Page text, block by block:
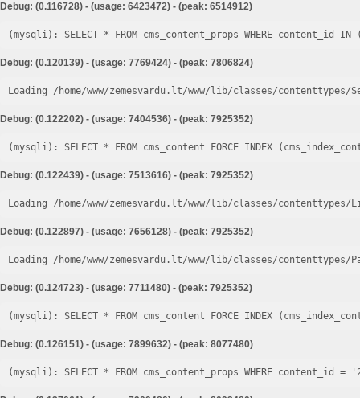
Debug: (0.116728) - (usage: 6423472) - (peak: 6514912)
Debug: (0.120139) - (usage: 7769424) - (peak: 7806824)
Loading /home/www/zemesvardu.lt/www/lib/classes/
Debug: (0.122202) - (usage: 7404536) - (peak: 7925352)
Debug: (0.122439) - (usage: 7513616) - (peak: 7925352)
Loading /home/www/zemesvardu.lt/www/lib/classes/
Debug: (0.122897) - (usage: 7656128) - (peak: 7925352)
Loading /home/www/zemesvardu.lt/www/lib/classes/
Debug: (0.124723) - (usage: 7711480) - (peak: 7925352)
Debug: (0.126151) - (usage: 7899632) - (peak: 8077480)